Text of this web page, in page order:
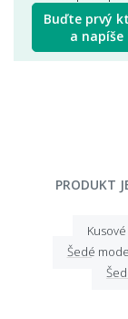
Buďte prvý
a
PRODUKT
Šedé